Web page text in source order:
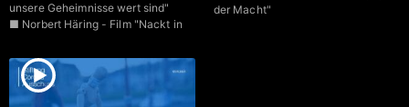
unsere Geheimnisse wert sind"
■ Norbert Häring - Film "Nackt in
der Macht"